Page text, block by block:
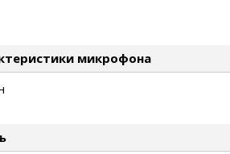
микрофона